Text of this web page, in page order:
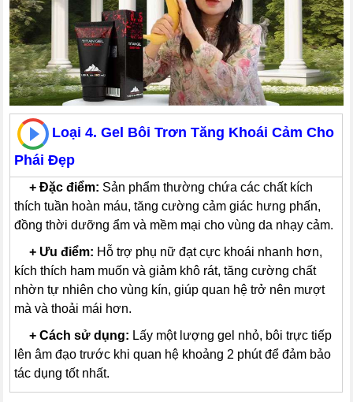
Loại 4. Gel Bôi Trơn Tăng Khoái Cảm Cho
Phái Đẹp
+Đặc điểm: Sản phẩm thường chứa các chất kích
thích tuần hoàn máu, tăng cường cảm giác hưng phấn,
đồng thời dưỡng ẩm và mềm mại cho vùng da nhạy cảm.
+ Ưu điểm: Hỗ trợ phụ nữ đạt cực khoái nhanh hơn,
kích thích ham muốn và giảm khô rát, tăng cường chất
nhờn tự nhiên cho vùng kín, giúp quan hệ trở nên mượt
mà và thoải mái hơn.
+Cách sử dụng: Lấy một lượng gel nhỏ, bôi trực tiếp
lên âm đạo trước khi quan hệ khoảng 2 phút để đảm bảo
tác dụng tốt nhất.